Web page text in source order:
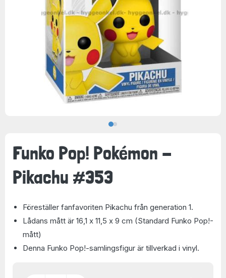
Funko Pop! Pokémon -
Pikachu #353
Föreställer fanfavoriten Pikachu från generation 1.
Lådans mått är 16,1 x 11,5 x 9 cm (Standard Funko Pop!-
mått)
Denna Funko Pop!-samlingsfigur är tillverkad i vinyl.